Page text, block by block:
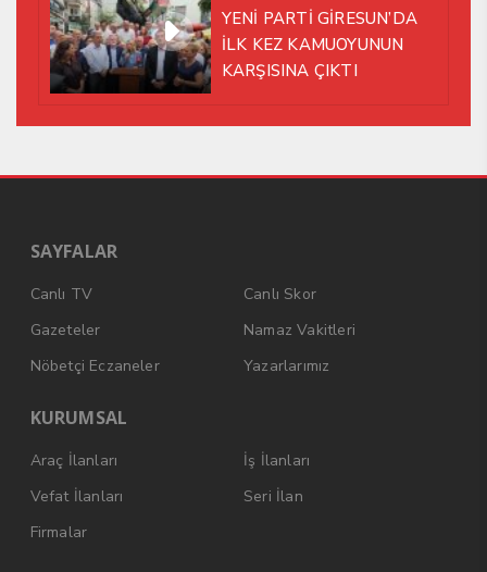
YÜRÜMEYE KARAR VERDİK
YENİ PARTİ GİRESUN’DA
İLK KEZ KAMUOYUNUN
KARŞISINA ÇIKTI
SAYFALAR
Canlı TV
Canlı Skor
Gazeteler
Namaz Vakitleri
Nöbetçi Eczaneler
Yazarlarımız
KURUMSAL
Araç İlanları
İş İlanları
Vefat İlanları
Seri İlan
Firmalar